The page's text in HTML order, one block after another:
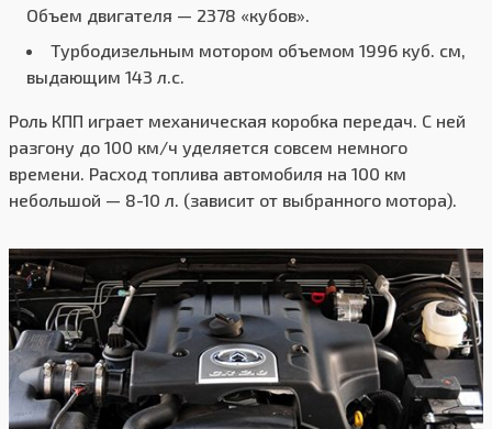
Объем двигателя — 2378 «кубов».
Турбодизельным мотором объемом 1996 куб. см,
выдающим 143 л.с.
Роль КПП играет механическая коробка передач. С ней
разгону до 100 км/ч уделяется совсем немного
времени. Расход топлива автомобиля на 100 км
небольшой — 8-10 л. (зависит от выбранного мотора).